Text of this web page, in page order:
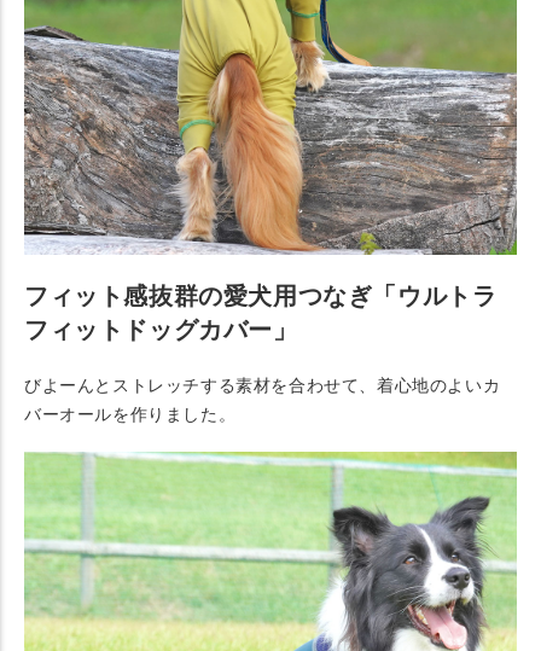
フィット感抜群の愛犬用つなぎ「ウルトラ
フィットドッグカバー」
びよーんとストレッチする素材を合わせて、着心地のよいカ
バーオールを作りました。